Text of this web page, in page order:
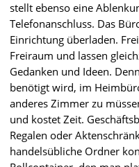
stellt ebenso eine
Telefonanschluss. Das
Einrichtung überladen.
Freiraum und lassen
Gedanken und Ideen.
benötigt wird, im
anderes Zimmer zu
und kostet Zeit.
Regalen oder
handelsübliche Ordner